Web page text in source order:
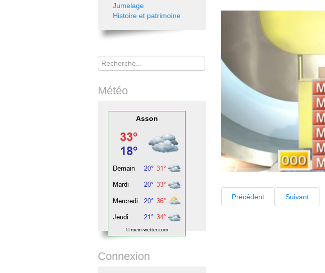
Précédent Suivant
Jumelage
Histoire et patrimoine
Rechercher
Météo
Asson
© mein-wetter.com
Connexion